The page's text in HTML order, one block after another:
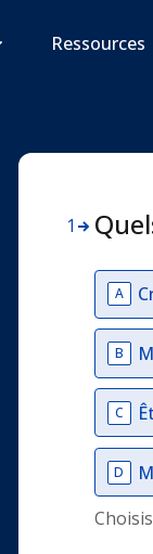
Ressources
1
A
B
C
D